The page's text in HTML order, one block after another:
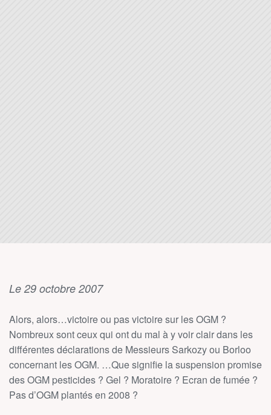
Le 29 octobre 2007
Alors, alors…victoire ou pas victoire sur les OGM ?
Nombreux sont ceux qui ont du mal à y voir clair dans les
différentes déclarations de Messieurs Sarkozy ou Borloo
concernant les OGM. …Que signifie la suspension promise
des OGM pesticides ? Gel ? Moratoire ? Ecran de fumée ?
Pas d’OGM plantés en 2008 ?